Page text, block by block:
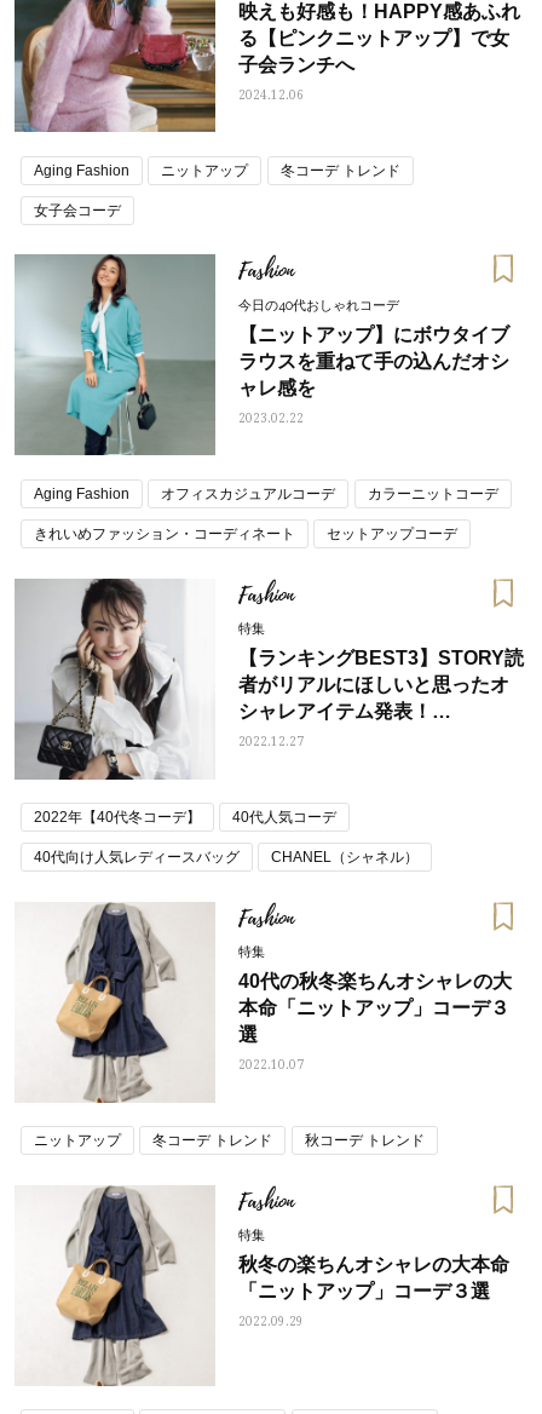
映えも好感も！HAPPY感あふれ
る【ピンクニットアップ】で女
子会ランチへ
2024.12.06
Aging Fashion ニットアップ 冬コーデ トレンド
女子会コーデ
Fashion
今日の40代おしゃれコーデ
【ニットアップ】にボウタイブ
ラウスを重ねて手の込んだオシ
ャレ感を
2023.02.22
Aging Fashion オフィスカジュアルコーデ カラーニットコーデ
きれいめファッション・コーディネート セットアップコーデ
ブーツコーデ
ブルー（青・水色）ニットコーデ ロングブーツコーデ
冬コーデ トレンド
Fashion
特集
【ランキングBEST3】STORY読
者がリアルにほしいと思ったオ
シャレアイテム発表！
【STORY12月号】
2022.12.27
2022年【40代冬コーデ】 40代人気コーデ
40代向け人気レディースバッグ CHANEL（シャネル）
ブランドバッグ
Fashion
特集
40代の秋冬楽ちんオシャレの大
本命「ニットアップ」コーデ３
選
2022.10.07
ニットアップ 冬コーデ トレンド 秋コーデ トレンド
Fashion
特集
秋冬の楽ちんオシャレの大本命
「ニットアップ」コーデ３選
2022.09.29